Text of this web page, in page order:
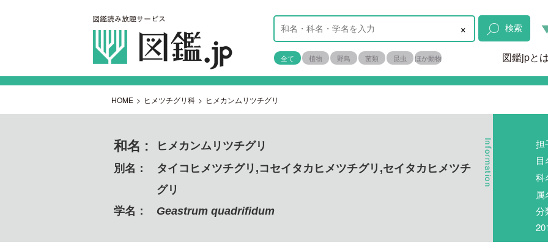
× 検索
全て 植物 野鳥 菌類 昆虫 ほか動物 図鑑jpと
HOME > ヒメツチグリ科 > ヒメカンムリツチグリ
和名 :
ヒメカンムリツチグリ
別名：
タイコヒメツチグリ,コセイタカヒメツチグリ,セイタカヒメツチ
グリ
学名：
Geastrum quadrifidum
担
科
分